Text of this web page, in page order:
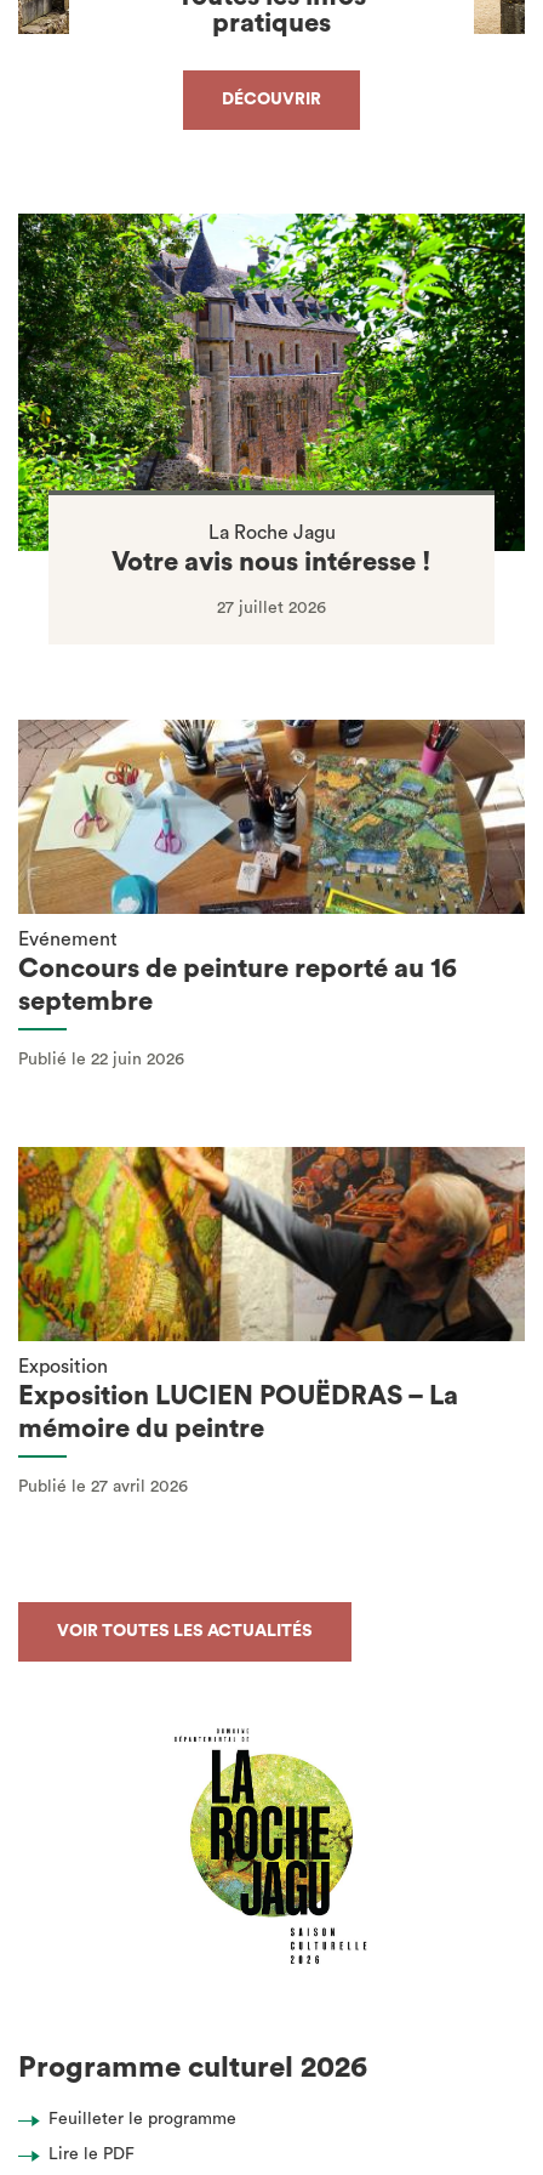
pratiques
DÉCOUVRIR
La Roche Jagu
Votre avis nous intéresse !
27 juillet 2026
Evénement
Concours de peinture reporté au 16
septembre
Publié le 22 juin 2026
Exposition
Exposition LUCIEN POUËDRAS – La
mémoire du peintre
Publié le 27 avril 2026
VOIR TOUTES LES ACTUALITÉS
Programme culturel 2026
Feuilleter le programme
Lire le PDF